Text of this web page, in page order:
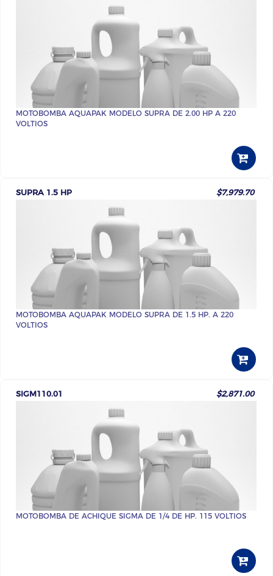
MOTOBOMBA AQUAPAK MODELO SUPRA DE 2.00 HP A 220
VOLTIOS
SUPRA 1.5 HP $7,979.70
MOTOBOMBA AQUAPAK MODELO SUPRA DE 1.5 HP. A 220
VOLTIOS
SIGM110.01 $2,871.00
MOTOBOMBA DE ACHIQUE SIGMA DE 1/4 DE HP. 115 VOLTIOS